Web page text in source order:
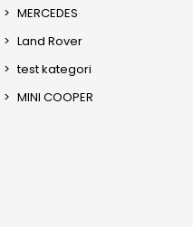
MERCEDES
Land Rover
test kategori
MINI COOPER